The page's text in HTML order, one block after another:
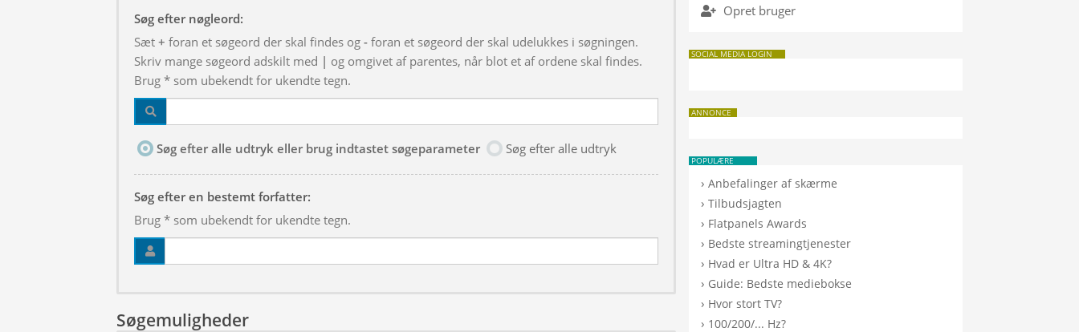
Søg efter nøgleord:
Sæt + foran et søgeord der skal findes og - foran et søgeord der skal udelukkes i søgningen.
Skriv mange søgeord adskilt med | og omgivet af parentes, når blot et af ordene skal findes.
Brug * som ubekendt for ukendte tegn.
Søg efter alle udtryk eller brug indtastet søgeparameter Søg efter alle udtryk
Søg efter en bestemt forfatter:
Brug * som ubekendt for ukendte tegn.
Søgemuligheder
Opret bruger
SOCIAL MEDIA LOGIN
ANNONCE
POPULÆRE
›Anbefalinger af skærme
›Tilbudsjagten
› Flatpanels Awards
› Bedste streamingtjenester
› Hvad er Ultra HD & 4K?
› Guide: Bedste mediebokse
› Hvor stort TV?
› 100/200/... Hz?